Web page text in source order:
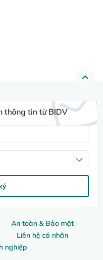
An toàn & Bảo mật
Liên hệ cá nhân
nghiệp
thông tin từ BIDV